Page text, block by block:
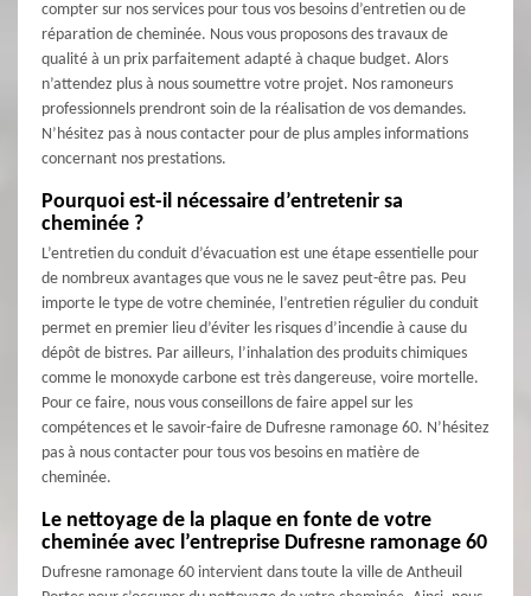
compter sur nos services pour tous vos besoins d’entretien ou de
réparation de cheminée. Nous vous proposons des travaux de
qualité à un prix parfaitement adapté à chaque budget. Alors
n’attendez plus à nous soumettre votre projet. Nos ramoneurs
professionnels prendront soin de la réalisation de vos demandes.
N’hésitez pas à nous contacter pour de plus amples informations
concernant nos prestations.
Pourquoi est-il nécessaire d’entretenir sa
cheminée ?
L’entretien du conduit d’évacuation est une étape essentielle pour
de nombreux avantages que vous ne le savez peut-être pas. Peu
importe le type de votre cheminée, l’entretien régulier du conduit
permet en premier lieu d’éviter les risques d’incendie à cause du
dépôt de bistres. Par ailleurs, l’inhalation des produits chimiques
comme le monoxyde carbone est très dangereuse, voire mortelle.
Pour ce faire, nous vous conseillons de faire appel sur les
compétences et le savoir-faire de Dufresne ramonage 60. N’hésitez
pas à nous contacter pour tous vos besoins en matière de
cheminée.
Le nettoyage de la plaque en fonte de votre
cheminée avec l’entreprise Dufresne ramonage 60
Dufresne ramonage 60 intervient dans toute la ville de Antheuil